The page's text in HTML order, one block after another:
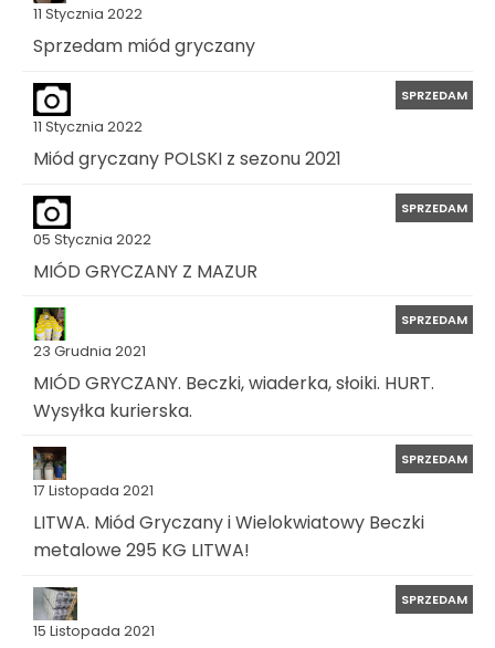
11 Stycznia 2022
Sprzedam miód gryczany
11 Stycznia 2022
SPRZEDAM
Miód gryczany POLSKI z sezonu 2021
05 Stycznia 2022
SPRZEDAM
MIÓD GRYCZANY Z MAZUR
23 Grudnia 2021
SPRZEDAM
MIÓD GRYCZANY. Beczki, wiaderka, słoiki. HURT.
Wysyłka kurierska.
17 Listopada 2021
SPRZEDAM
LITWA. Miód Gryczany i Wielokwiatowy Beczki
metalowe 295 KG LITWA!
15 Listopada 2021
SPRZEDAM